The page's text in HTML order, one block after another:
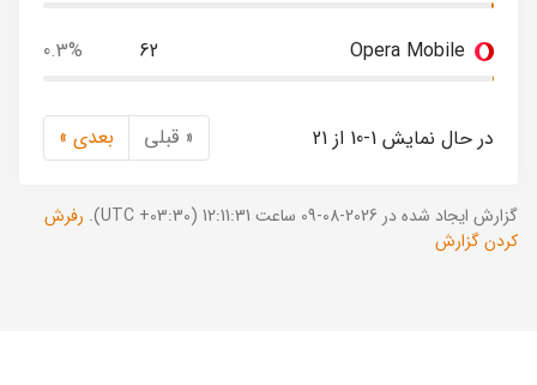
Opera Mobile
62
0.3%
در حال نمایش 1-10 از 21 « قبلی بعدی »
گزارش ایجاد شده در 2026-08-09 ساعت 12:11:31 (UTC +03:30).
رفرش
کردن گزارش